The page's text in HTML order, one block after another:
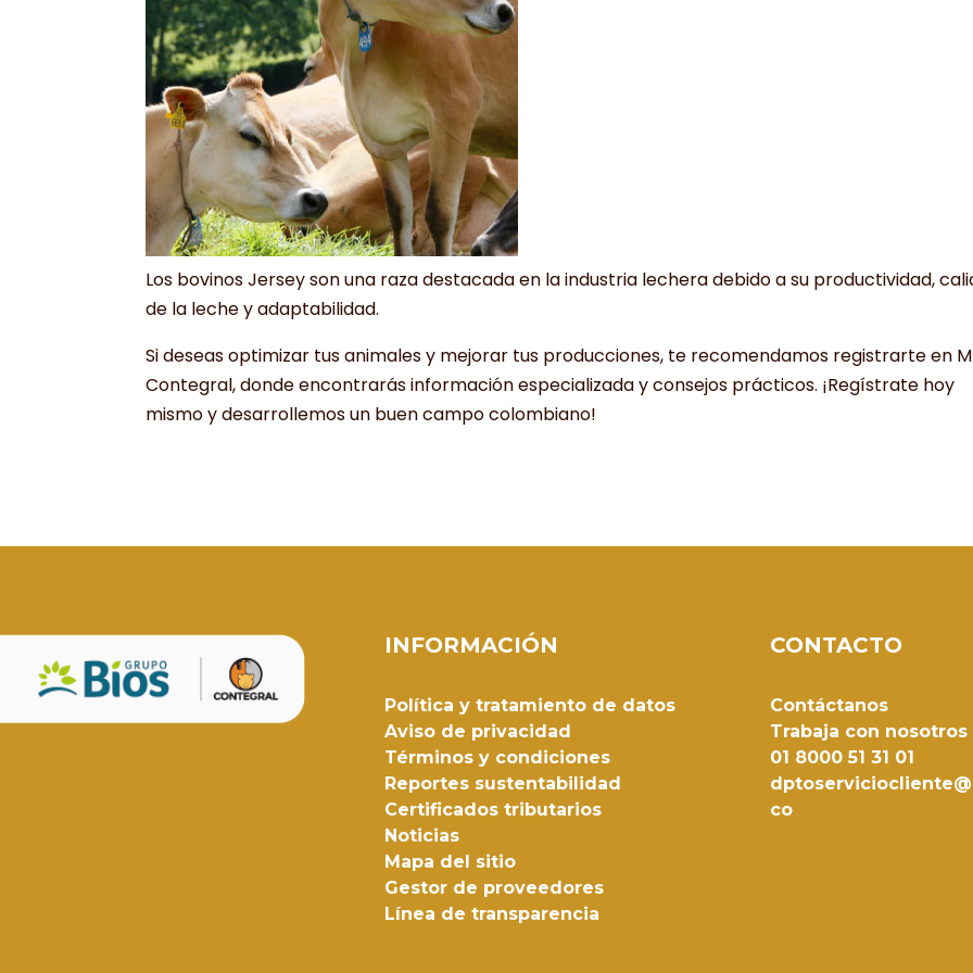
Los bovinos Jersey son una raza destacada en la industria lechera debido a su productividad,
de la leche y adaptabilidad.
Si deseas optimizar tus animales y mejorar tus producciones, te recomendamos registrarte en
Contegral, donde encontrarás información especializada y consejos prácticos. ¡Regístrate hoy
mismo y desarrollemos un buen campo colombiano!
INFORMACIÓN
Política y tratamiento de datos
Aviso de privacidad
Términos y condiciones
Reportes sustentabilidad
Certificados tributarios
Noticias
Mapa del sitio
Gestor de proveedores
Línea de transparencia
CONTACTO
Contáctanos
Trabaja con nosotros
01 8000 51 31 01
co